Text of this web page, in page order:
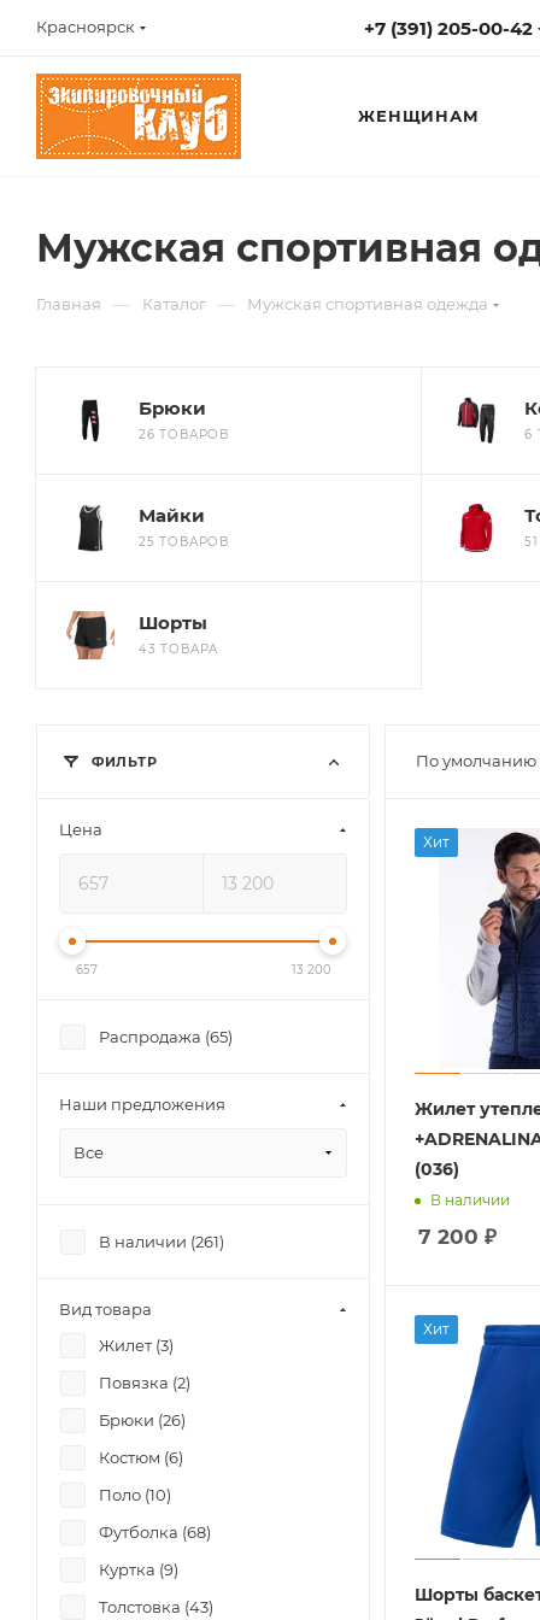
Красноярск +7 (391) 205-00-42
ЖЕНЩИНАМ
Мужская спортивная
Главная — Каталог — Мужская спортивная одежда
Брюки
26 ТОВАРОВ 6
Майки
25 ТОВАРОВ
Шорты
43 ТОВАРА
По умолчанию
Хит
Жилет
(036)
В наличии
7 200 ₽
Хит
Шорты
ФИЛЬТР
Цена
657 13 200
Распродажа (65)
Наши предложения
Все
В наличии (261)
Вид товара
Жилет (3)
Повязка (2)
Брюки (26)
Костюм (6)
Поло (10)
Футболка (68)
Куртка (9)
Толстовка (43)